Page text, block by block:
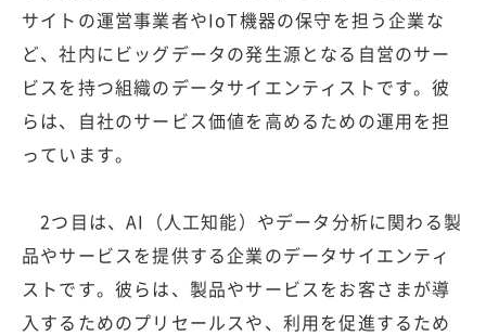
サイトの運営事業者やIoT機器の保守を担う企業な
ど、社内にビッグデータの発生源となる自営のサー
ビスを持つ組織のデータサイエンティストです。彼
らは、自社のサービス価値を高めるための運用を担
っています。
2つ目は、AI（人工知能）やデータ分析に関わる製
品やサービスを提供する企業のデータサイエンティ
ストです。彼らは、製品やサービスをお客さまが導
入するためのプリセールスや、利用を促進するため